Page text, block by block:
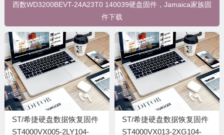
西数WD3200BEVT-24A23T0 140039硬盘固件，Jamaica家族固
件下载
ST/希捷硬盘数据恢复固件
ST4000VX005-2LY104-
ST/希捷硬盘数据恢复固件
ST4000VX013-2XG104-